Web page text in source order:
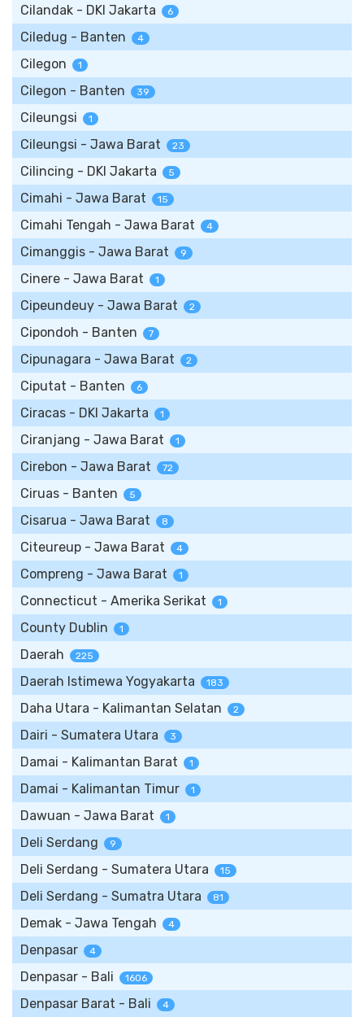
Cilandak - DKI Jakarta 6
Ciledug - Banten 4
Cilegon 1
Cilegon - Banten 39
Cileungsi 1
Cileungsi - Jawa Barat 23
Cilincing - DKI Jakarta 5
Cimahi - Jawa Barat 15
Cimahi Tengah - Jawa Barat 4
Cimanggis - Jawa Barat 9
Cinere - Jawa Barat 1
Cipeundeuy - Jawa Barat 2
Cipondoh - Banten 7
Cipunagara - Jawa Barat 2
Ciputat - Banten 6
Ciracas - DKI Jakarta 1
Ciranjang - Jawa Barat 1
Cirebon - Jawa Barat 72
Ciruas - Banten 5
Cisarua - Jawa Barat 8
Citeureup - Jawa Barat 4
Compreng - Jawa Barat 1
Connecticut - Amerika Serikat 1
County Dublin 1
Daerah 225
Daerah Istimewa Yogyakarta 183
Daha Utara - Kalimantan Selatan 2
Dairi - Sumatera Utara 3
Damai - Kalimantan Barat 1
Damai - Kalimantan Timur 1
Dawuan - Jawa Barat 1
Deli Serdang 9
Deli Serdang - Sumatera Utara 15
Deli Serdang - Sumatra Utara 81
Demak - Jawa Tengah 4
Denpasar 4
Denpasar - Bali 1606
Denpasar Barat - Bali 4